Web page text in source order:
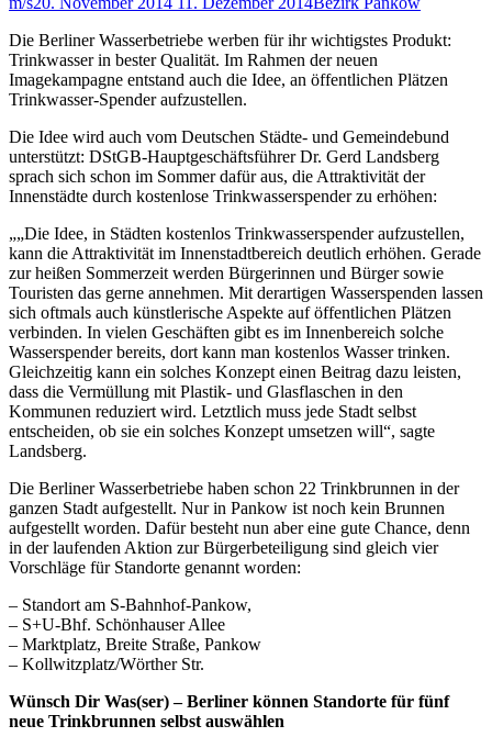
Die Berliner Wasserbetriebe werben für ihr wichtigstes Produkt:
Trinkwasser in bester Qualität. Im Rahmen der neuen
Imagekampagne entstand auch die Idee, an öffentlichen Plätzen
Trinkwasser-Spender aufzustellen.
Die Idee wird auch vom Deutschen Städte- und Gemeindebund
unterstützt: DStGB-Hauptgeschäftsführer Dr. Gerd Landsberg
sprach sich schon im Sommer dafür aus, die Attraktivität der
Innenstädte durch kostenlose Trinkwasserspender zu erhöhen:
„„Die Idee, in Städten kostenlos Trinkwasserspender aufzustellen,
kann die Attraktivität im Innenstadtbereich deutlich erhöhen. Gerade
zur heißen Sommerzeit werden Bürgerinnen und Bürger sowie
Touristen das gerne annehmen. Mit derartigen Wasserspenden lassen
sich oftmals auch künstlerische Aspekte auf öffentlichen Plätzen
verbinden. In vielen Geschäften gibt es im Innenbereich solche
Wasserspender bereits, dort kann man kostenlos Wasser trinken.
Gleichzeitig kann ein solches Konzept einen Beitrag dazu leisten,
dass die Vermüllung mit Plastik- und Glasflaschen in den
Kommunen reduziert wird. Letztlich muss jede Stadt selbst
entscheiden, ob sie ein solches Konzept umsetzen will“, sagte
Landsberg.
Die Berliner Wasserbetriebe haben schon 22 Trinkbrunnen in der
ganzen Stadt aufgestellt. Nur in Pankow ist noch kein Brunnen
aufgestellt worden. Dafür besteht nun aber eine gute Chance, denn
in der laufenden Aktion zur Bürgerbeteiligung sind gleich vier
Vorschläge für Standorte genannt worden:
– Standort am S-Bahnhof-Pankow,
– S+U-Bhf. Schönhauser Allee
– Marktplatz, Breite Straße, Pankow
– Kollwitzplatz/Wörther Str.
Wünsch Dir Was(ser) – Berliner können Standorte für fünf
neue Trinkbrunnen selbst auswählen